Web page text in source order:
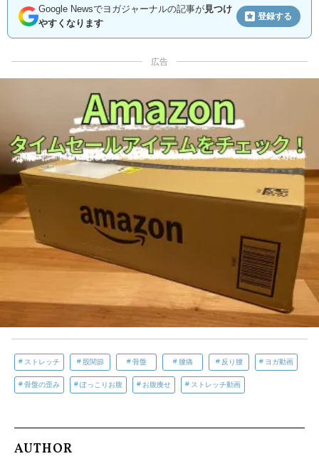
Google Newsでヨガジャーナルの記事が見つけ
やすくなります
登録する
広告
ストレッチ 股関節 骨盤 腰痛 反り腰 ヨガ動画
骨盤の歪み ぽっこりお腹 お腹痩せ ストレッチ動画
AUTHOR